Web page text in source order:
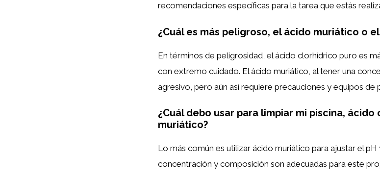
recomendaciones específicas para la tarea que estás
¿Cuál es más peligroso, el ácido muriático o
En términos de peligrosidad, el ácido clorhídrico puro es
con extremo cuidado. El ácido muriático, al tener una
agresivo, pero aún así requiere precauciones y equipos de
¿Cuál debo usar para limpiar mi piscina,
muriático?
Lo más común es utilizar ácido muriático para ajustar el pH
concentración y composición son adecuadas para este